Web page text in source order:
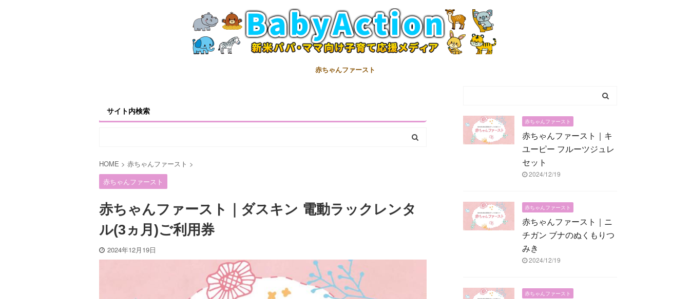
赤ちゃんファースト
サイト内検索
HOME > 赤ちゃんファースト >
赤ちゃんファースト
赤ちゃんファースト｜ダスキン 電動ラックレンタ
ル(3ヵ月)ご利用券
2024年12月19日
赤ちゃんファースト
赤ちゃんファースト｜キ
ユーピー フルーツジュレ
セット
2024/12/19
赤ちゃんファースト
赤ちゃんファースト｜ニ
チガン ブナのぬくもりつ
みき
2024/12/19
赤ちゃんファースト